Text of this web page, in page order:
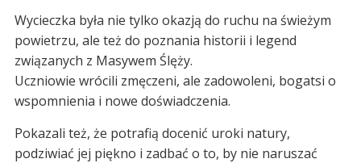
Wycieczka była nie tylko okazją do ruchu na świeżym
powietrzu, ale też do poznania historii i legend
związanych z Masywem Ślęży.
Uczniowie wrócili zmęczeni, ale zadowoleni, bogatsi o
wspomnienia i nowe doświadczenia.
Pokazali też, że potrafią docenić uroki natury,
podziwiać jej piękno i zadbać o to, by nie naruszać